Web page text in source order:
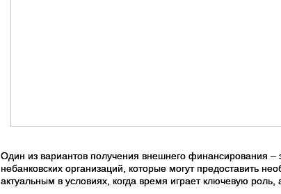
Один из вариантов получения внешнего финансирования –
небанковских организаций, которые могут предоставить
актуальным в условиях, когда время играет ключевую